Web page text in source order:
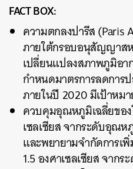
FACT BOX:
ความตกลงปารีส (Paris
ภายใต้กรอบอนุสัญญาส
เปลี่ยนแปลงสภาพภูมิอา
กำหนดมาตรการลดการ
ภายในปี 2020 มีเป้าหม
ควบคุมอุณหภูมิเฉลี่ยของ
เซลเซียส จากระดับอุณ
และพยายามจำกัดการ
1.5 องศาเซลเซียส จา